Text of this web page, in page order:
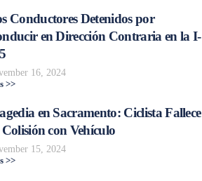
Conductores Detenidos por
en Dirección Contraria en la I-
16, 2024
>>
en Sacramento: Ciclista Fallece
Colisión con Vehículo
15, 2024
>>